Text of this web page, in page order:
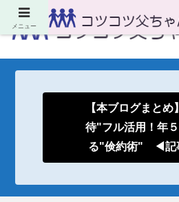
【本ブログまと
待"フル活用！年
る"倹約術" ◀記
メニュー